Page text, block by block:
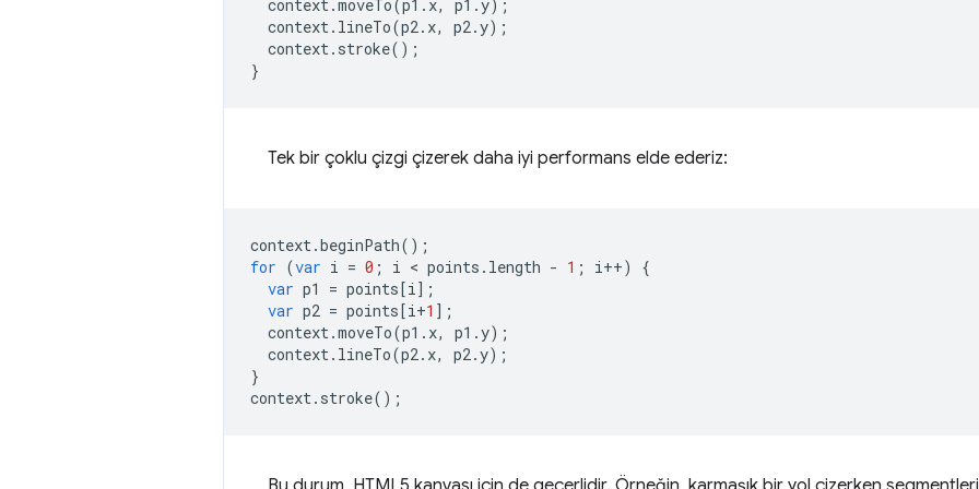
context.moveTo(p1 . x, p1 .y);
context. lineTo(p2. x, p2.y);
context. stroke();
}
Tek bir çoklu çizgi çizerek daha iyi performans elde ederiz:
context.beginPath();
for (var i = 0 ; i < points . length - 1 ; i++)
{
var p1 = points[i];
var p2 = points[i+1 ];
context.moveTo(p1 . x, p1 .y);
context. lineTo(p2. x, p2.y);
}
context. stroke();